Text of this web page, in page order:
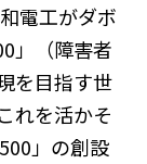
電工がダボ
」（障害者
を目指す世
れを活かそ
」の創設